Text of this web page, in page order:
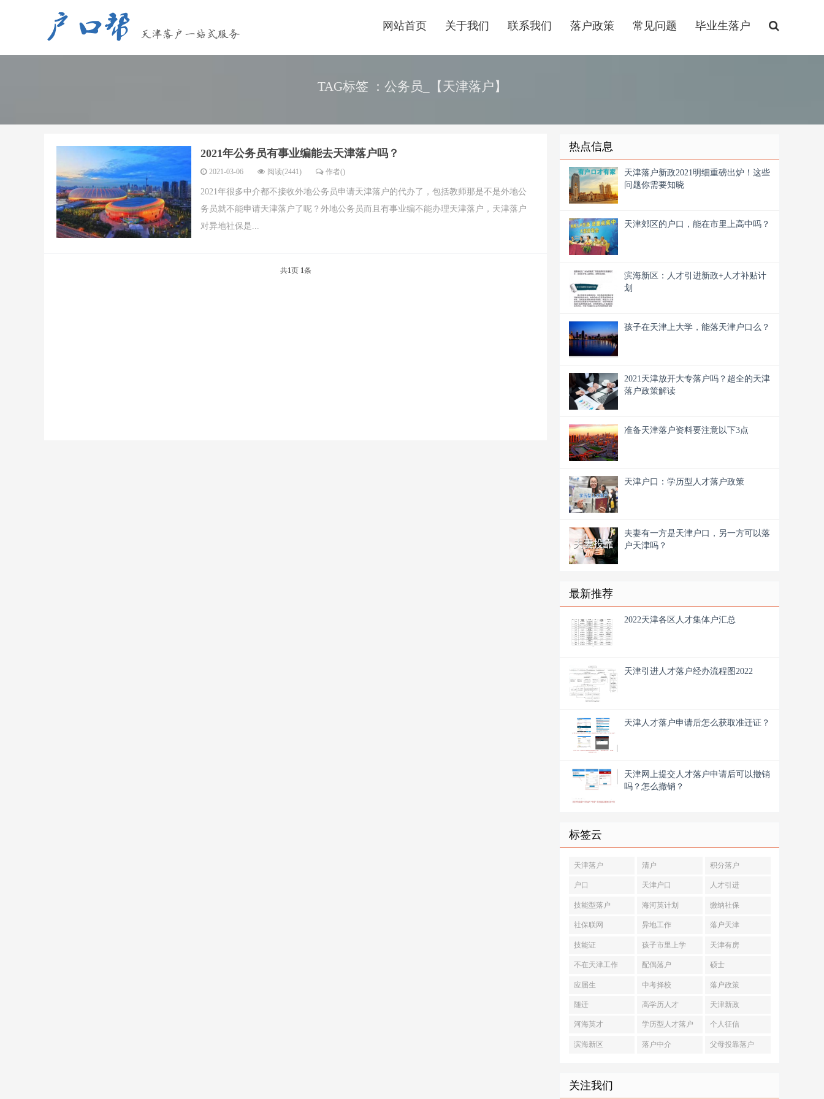
网站首页 关于我们 联系我们 落户政策 常见问题 毕业生落户
TAG标签 ：公务员_【天津落户】
2021年公务员有事业编能去天津落户吗？
2021-03-06 阅读(2441) 作者()
2021年很多中介都不接收外地公务员申请天津落户的代办了，包括教师那是不是外地公
务员就不能申请天津落户了呢？外地公务员而且有事业编不能办理天津落户，天津落户
对异地社保是...
共1页 1条
热点信息
天津落户新政2021明细重磅出炉！这些
问题你需要知晓
天津郊区的户口，能在市里上高中吗？
滨海新区：人才引进新政+人才补贴计
划
孩子在天津上大学，能落天津户口么？
2021天津放开大专落户吗？超全的天津
落户政策解读
准备天津落户资料要注意以下3点
天津户口：学历型人才落户政策
夫妻有一方是天津户口，另一方可以落
户天津吗？
最新推荐
2022天津各区人才集体户汇总
天津引进人才落户经办流程图2022
天津人才落户申请后怎么获取准迁证？
天津网上提交人才落户申请后可以撤销
吗？怎么撤销？
标签云
天津落户 清户 积分落户
户口 天津户口 人才引进
技能型落户 海河英计划 缴纳社保
社保联网 异地工作 落户天津
技能证 孩子市里上学 天津有房
不在天津工作 配偶落户 硕士
应届生 中考择校 落户政策
随迁 高学历人才 天津新政
河海英才 学历型人才落户 个人征信
滨海新区 落户中介 父母投靠落户
关注我们